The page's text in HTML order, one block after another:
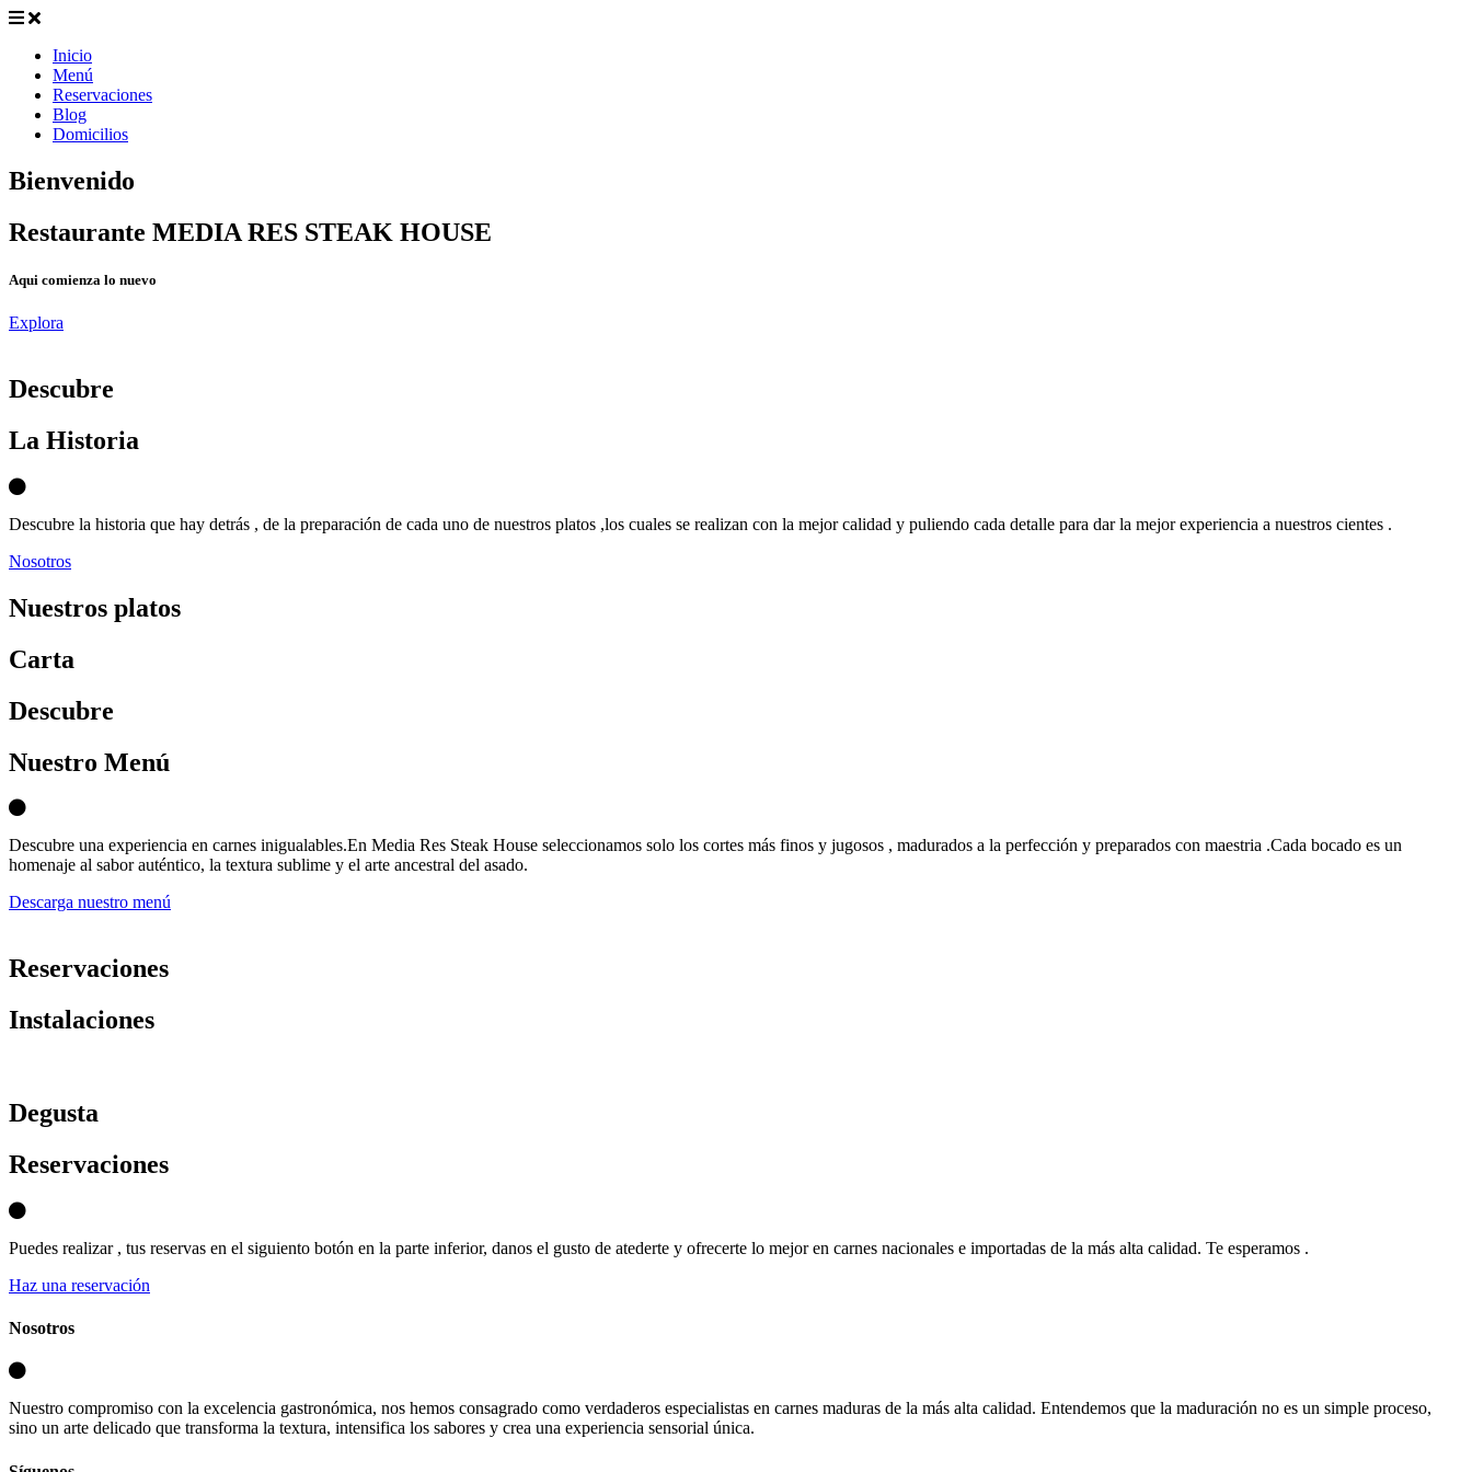
Inicio
Menú
Reservaciones
Blog
Domicilios
Bienvenido
Restaurante MEDIA RES STEAK HOUSE
Aqui comienza lo nuevo
Explora
Descubre
La Historia
Descubre la historia que hay detrás , de la preparación de cada uno de nuestros platos ,los cuales se realizan con la mejor calidad y puliendo cada detalle para dar la mejor experiencia a nuestros cientes .
Nosotros
Nuestros platos
Carta
Descubre
Nuestro Menú
Descubre una experiencia en carnes inigualables.En Media Res Steak House seleccionamos solo los cortes más finos y jugosos , madurados a la perfección y preparados con maestria .Cada bocado es un
homenaje al sabor auténtico, la textura sublime y el arte ancestral del asado.
Descarga nuestro menú
Reservaciones
Instalaciones
Degusta
Reservaciones
Puedes realizar , tus reservas en el siguiento botón en la parte inferior, danos el gusto de atederte y ofrecerte lo mejor en carnes nacionales e importadas de la más alta calidad. Te esperamos .
Haz una reservación
Nosotros
Nuestro compromiso con la excelencia gastronómica, nos hemos consagrado como verdaderos especialistas en carnes maduras de la más alta calidad. Entendemos que la maduración no es un simple proceso,
sino un arte delicado que transforma la textura, intensifica los sabores y crea una experiencia sensorial única.